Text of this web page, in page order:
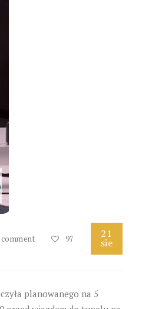
97 21
sie
planowanego na 5